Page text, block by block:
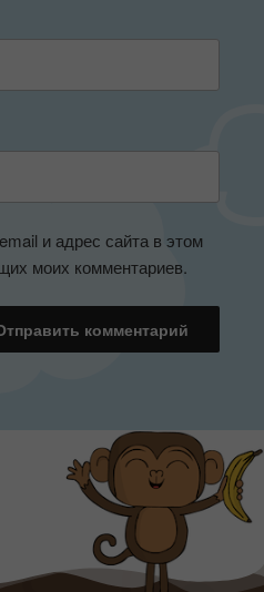
и адрес сайта в этом
моих комментариев.